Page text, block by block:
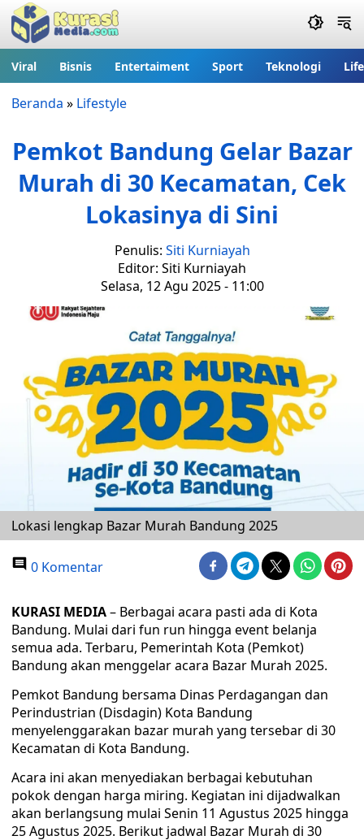
Viral Bisnis Entertaiment Sport Teknologi
Beranda » Lifestyle
Pemkot Bandung Gelar Bazar
Murah di 30 Kecamatan, Cek
Lokasinya di Sini
Penulis: Siti Kurniayah
Editor: Siti Kurniayah
Selasa, 12 Agu 2025 - 11:00
Lokasi lengkap Bazar Murah Bandung 2025
0 Komentar
KURASI MEDIA– Berbagai acara pasti ada di Kota
Bandung. Mulai dari fun run hingga event belanja
semua ada. Terbaru, Pemerintah Kota (Pemkot)
Bandung akan menggelar acara Bazar Murah 2025.
Pemkot Bandung bersama Dinas Perdagangan dan
Perindustrian (Disdagin) Kota Bandung
menyelenggarakan bazar murah yang tersebar di 30
Kecamatan di Kota Bandung.
Acara ini akan menyediakan berbagai kebutuhan
pokok dengan harga miring. Kegiatan ini dijadwalkan
akan berlangsung mulai Senin 11 Agustus 2025 hingga
25 Agustus 2025. Berikut jadwal Bazar Murah di 30